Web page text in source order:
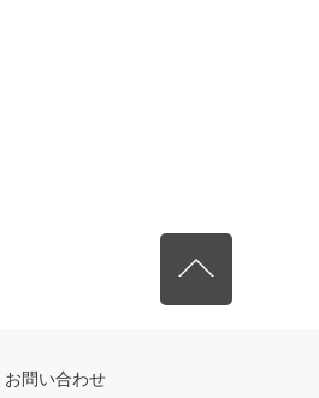
お問い合わせ